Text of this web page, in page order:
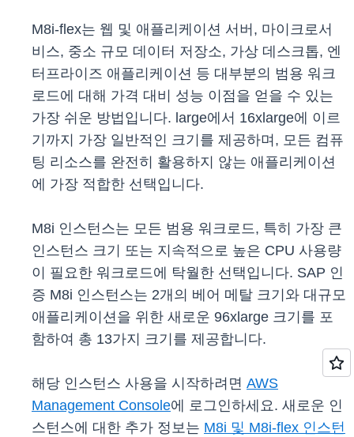
M8i-flex는 웹 및 애플리케이션 서버, 마이크로서
비스, 중소 규모 데이터 저장소, 가상 데스크톱, 엔
터프라이즈 애플리케이션 등 대부분의 범용 워크
로드에 대해 가격 대비 성능 이점을 얻을 수 있는
가장 쉬운 방법입니다. large에서 16xlarge에 이르
기까지 가장 일반적인 크기를 제공하며, 모든 컴퓨
팅 리소스를 완전히 활용하지 않는 애플리케이션
에 가장 적합한 선택입니다.
M8i 인스턴스는 모든 범용 워크로드, 특히 가장 큰
인스턴스 크기 또는 지속적으로 높은 CPU 사용량
이 필요한 워크로드에 탁월한 선택입니다. SAP 인
증 M8i 인스턴스는 2개의 베어 메탈 크기와 대규모
애플리케이션을 위한 새로운 96xlarge 크기를 포
함하여 총 13가지 크기를 제공합니다.
해당 인스턴스 사용을 시작하려면 AWS
Management Console에 로그인하세요. 새로운 인
스턴스에 대한 추가 정보는 M8i 및 M8i-flex 인스턴